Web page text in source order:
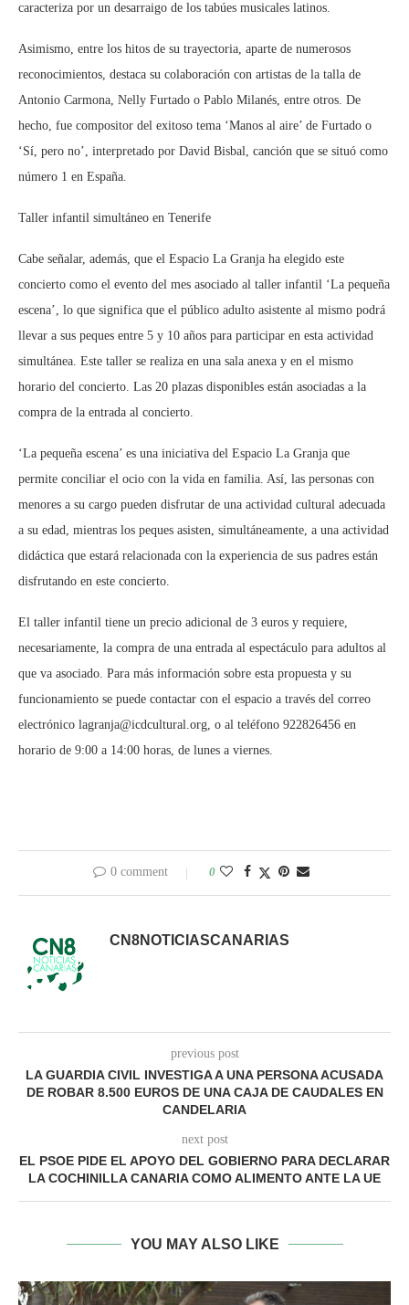
caracteriza por un desarraigo de los tabúes musicales latinos.
Asimismo, entre los hitos de su trayectoria, aparte de numerosos
reconocimientos, destaca su colaboración con artistas de la talla de
Antonio Carmona, Nelly Furtado o Pablo Milanés, entre otros. De
hecho, fue compositor del exitoso tema ‘Manos al aire’ de Furtado o
‘Sí, pero no’, interpretado por David Bisbal, canción que se situó como
número 1 en España.
Taller infantil simultáneo en Tenerife
Cabe señalar, además, que el Espacio La Granja ha elegido este
concierto como el evento del mes asociado al taller infantil ‘La pequeña
escena’, lo que significa que el público adulto asistente al mismo podrá
llevar a sus peques entre 5 y 10 años para participar en esta actividad
simultánea. Este taller se realiza en una sala anexa y en el mismo
horario del concierto. Las 20 plazas disponibles están asociadas a la
compra de la entrada al concierto.
‘La pequeña escena’ es una iniciativa del Espacio La Granja que
permite conciliar el ocio con la vida en familia. Así, las personas con
menores a su cargo pueden disfrutar de una actividad cultural adecuada
a su edad, mientras los peques asisten, simultáneamente, a una actividad
didáctica que estará relacionada con la experiencia de sus padres están
disfrutando en este concierto.
El taller infantil tiene un precio adicional de 3 euros y requiere,
necesariamente, la compra de una entrada al espectáculo para adultos al
que va asociado. Para más información sobre esta propuesta y su
funcionamiento se puede contactar con el espacio a través del correo
electrónico lagranja@icdcultural.org, o al teléfono 922826456 en
horario de 9:00 a 14:00 horas, de lunes a viernes.
0 comment 0
CN8NOTICIASCANARIAS
previous post
LA GUARDIA CIVIL INVESTIGA A UNA PERSONA ACUSADA
DE ROBAR 8.500 EUROS DE UNA CAJA DE CAUDALES EN
CANDELARIA
next post
EL PSOE PIDE EL APOYO DEL GOBIERNO PARA DECLARAR
LA COCHINILLA CANARIA COMO ALIMENTO ANTE LA UE
YOU MAY ALSO LIKE